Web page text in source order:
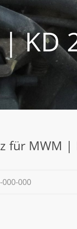
KD
für MWM |
000-000